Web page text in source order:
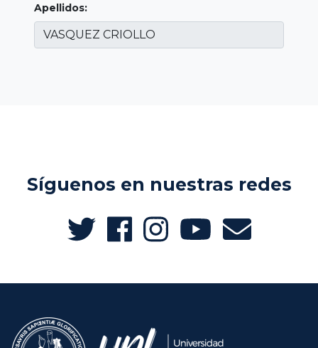
Apellidos:
Síguenos en nuestras redes